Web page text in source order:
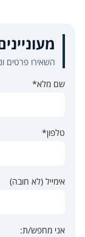
השאירו פרטים
שם מלא*
טלפון*
אימייל (לא חובה)
אני מחפש/ת: